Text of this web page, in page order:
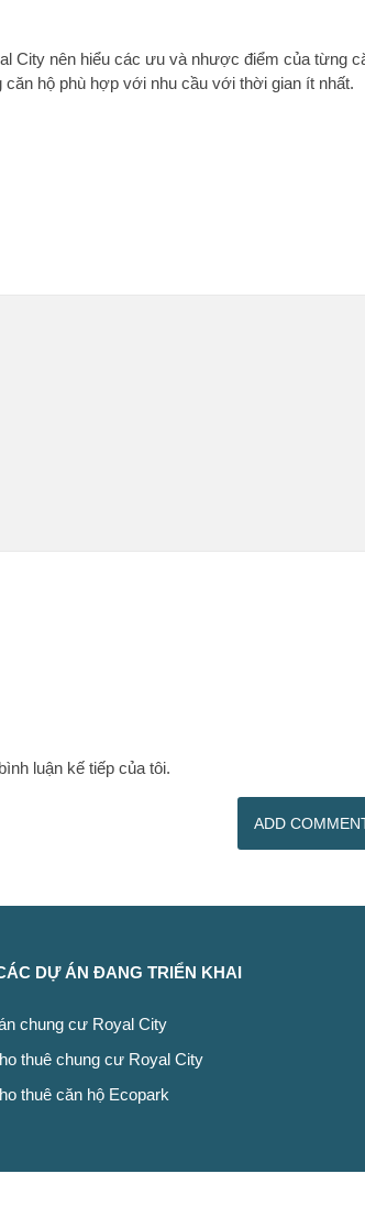
City nên hiểu các ưu và nhược điểm của từng
hộ phù hợp với nhu cầu với thời gian ít nhất.
luận kế tiếp của tôi.
DỰ ÁN ĐANG TRIỂN KHAI
chung cư Royal City
thuê chung cư Royal City
thuê căn hộ Ecopark